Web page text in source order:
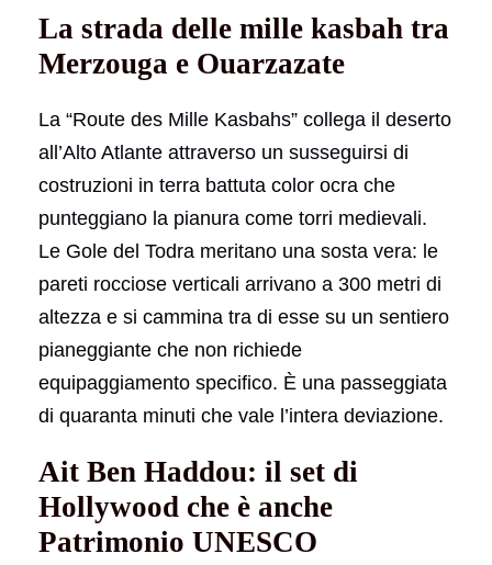
La strada delle mille kasbah tra
Merzouga e Ouarzazate
La “Route des Mille Kasbahs” collega il deserto
all’Alto Atlante attraverso un susseguirsi di
costruzioni in terra battuta color ocra che
punteggiano la pianura come torri medievali.
Le Gole del Todra meritano una sosta vera: le
pareti rocciose verticali arrivano a 300 metri di
altezza e si cammina tra di esse su un sentiero
pianeggiante che non richiede
equipaggiamento specifico. È una passeggiata
di quaranta minuti che vale l’intera deviazione.
Ait Ben Haddou: il set di
Hollywood che è anche
Patrimonio UNESCO